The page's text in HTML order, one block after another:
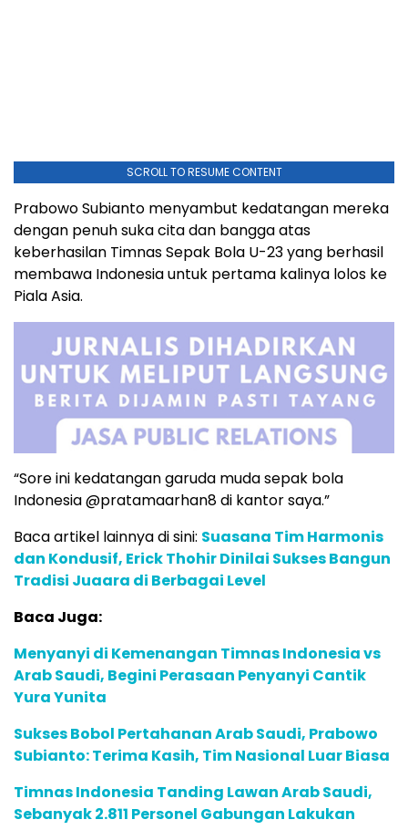
SCROLL TO RESUME CONTENT
Prabowo Subianto menyambut kedatangan mereka
dengan penuh suka cita dan bangga atas
keberhasilan Timnas Sepak Bola U-23 yang berhasil
membawa Indonesia untuk pertama kalinya lolos ke
Piala Asia.
“Sore ini kedatangan garuda muda sepak bola
Indonesia @pratamaarhan8 di kantor saya.”
Baca artikel lainnya di sini: Suasana Tim Harmonis
dan Kondusif, Erick Thohir Dinilai Sukses Bangun
Tradisi Juaara di Berbagai Level
Baca Juga:
Menyanyi di Kemenangan Timnas Indonesia vs
Arab Saudi, Begini Perasaan Penyanyi Cantik
Yura Yunita
Sukses Bobol Pertahanan Arab Saudi, Prabowo
Subianto: Terima Kasih, Tim Nasional Luar Biasa
Timnas Indonesia Tanding Lawan Arab Saudi,
Sebanyak 2.811 Personel Gabungan Lakukan